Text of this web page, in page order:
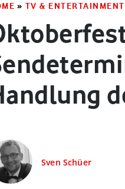
» TV & ENTERTAINMENT
Sven Schüer